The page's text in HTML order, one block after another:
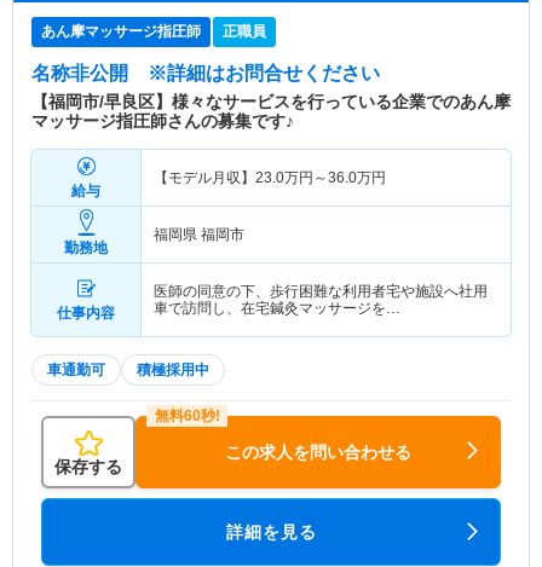
あん摩マッサージ指圧師 正職員
名称非公開 ※詳細はお問合せください
【福岡市/早良区】様々なサービスを行っている企業でのあん摩
マッサージ指圧師さんの募集です♪
給与
【モデル月収】 23.0万円～36.0万円
勤務地
福岡県 福岡市
仕事内容
医師の同意の下、歩行困難な利用者宅や施設へ社用
車で訪問し、在宅鍼灸マッサージを…
車通勤可 積極採用中
保存する
この求人を問い合わせる
詳細を見る